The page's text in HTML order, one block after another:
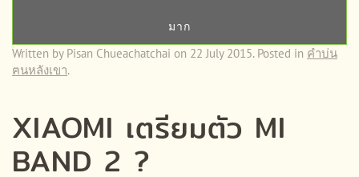
มาก
Written by Pisan Chueachatchai on 22 July 2015. Posted in คำบ่น
ฅนหลังเขา.
XIAOMI เตรียมตัว MI
BAND 2 ?